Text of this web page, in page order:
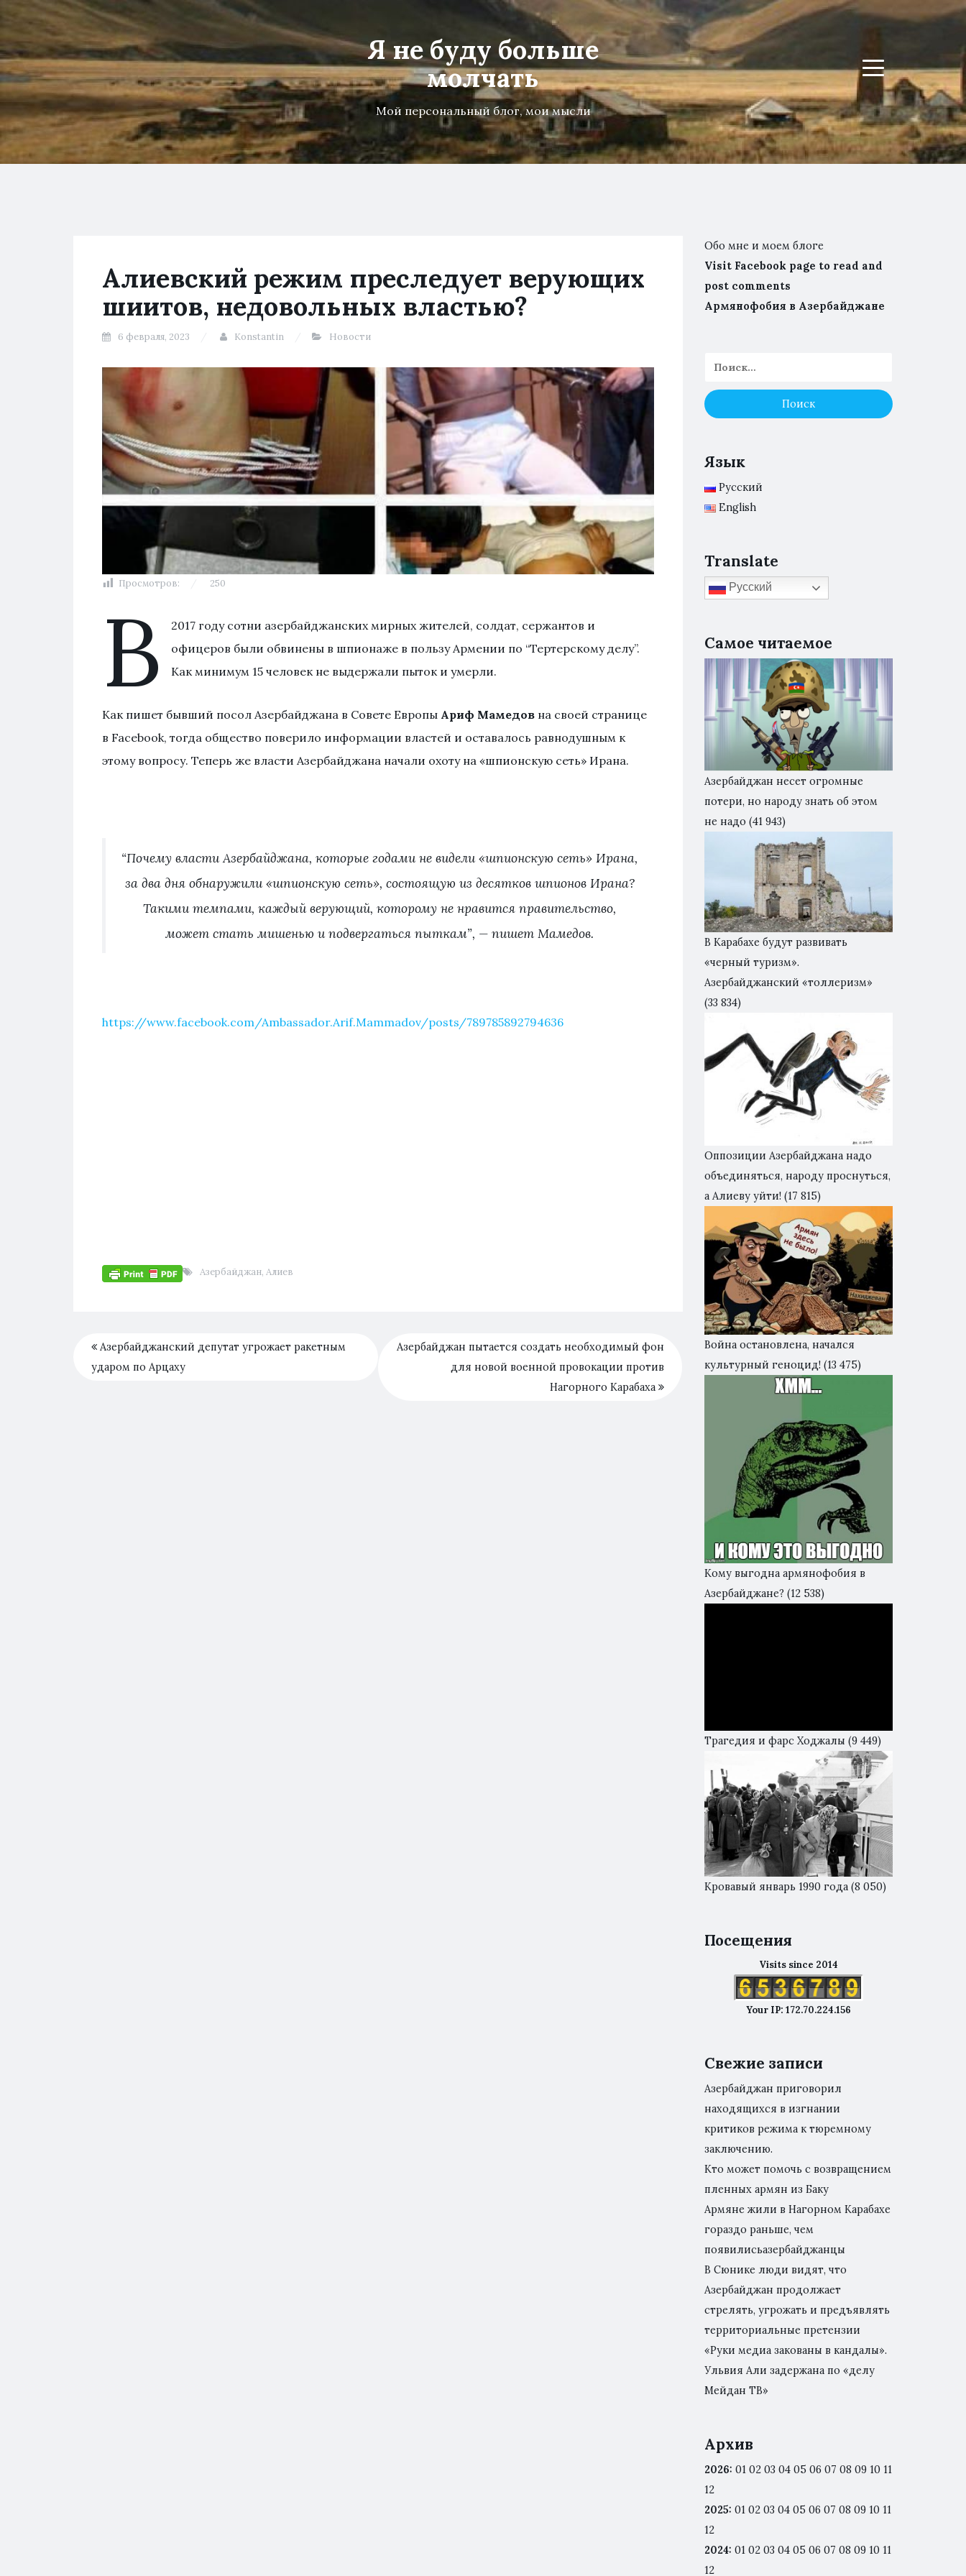
Я не буду больше
молчать
Мой персональный блог, мои мысли
Menu
Алиевский режим преследует верующих
шиитов, недовольных властью?
6 февраля, 2023 Konstantin Новости
Просмотров: 250
В
2017 году сотни азербайджанских мирных жителей, солдат, сержантов и
офицеров были обвинены в шпионаже в пользу Армении по “Тертерскому делу”.
Как минимум 15 человек не выдержали пыток и умерли.
Как пишет бывший посол Азербайджана в Совете Европы Ариф Мамедов на своей странице
в Facebook, тогда общество поверило информации властей и оставалось равнодушным к
этому вопросу. Теперь же власти Азербайджана начали охоту на «шпионскую сеть» Ирана.
“Почему власти Азербайджана, которые годами не видели «шпионскую сеть» Ирана,
за два дня обнаружили «шпионскую сеть», состоящую из десятков шпионов Ирана?
Такими темпами, каждый верующий, которому не нравится правительство,
может стать мишенью и подвергаться пыткам”, — пишет Мамедов.
https://www.facebook.com/Ambassador.Arif.Mammadov/posts/789785892794636
Азербайджан, Алиев
Азербайджанский депутат угрожает ракетным
ударом по Арцаху
Азербайджан пытается создать необходимый фон
для новой военной провокации против
Нагорного Карабаха
Обо мне и моем блоге
Visit Facebook page to read and
post comments
Армянофобия в Азербайджане
Язык
Русский
English
Translate
Русский
Самое читаемое
Азербайджан несет огромные
потери, но народу знать об этом
не надо (41 943)
В Карабахе будут развивать
«черный туризм».
Азербайджанский «толлеризм»
(33 834)
Оппозиции Азербайджана надо
объединяться, народу проснуться,
а Алиеву уйти! (17 815)
Война остановлена, начался
культурный геноцид! (13 475)
Кому выгодна армянофобия в
Азербайджане? (12 538)
Трагедия и фарс Ходжалы (9 449)
Кровавый январь 1990 года (8 050)
Посещения
Visits since 2014
Your IP: 172.70.224.156
Свежие записи
Азербайджан приговорил
находящихся в изгнании
критиков режима к тюремному
заключению.
Кто может помочь с возвращением
пленных армян из Баку
Армяне жили в Нагорном Карабахе
гораздо раньше, чем
появилисьазербайджанцы
В Сюнике люди видят, что
Азербайджан продолжает
стрелять, угрожать и предъявлять
территориальные претензии
«Руки медиа закованы в кандалы».
Ульвия Али задержана по «делу
Мейдан ТВ»
Архив
2026: 01 02 03 04 05 06 07 08 09 10 11
12
2025: 01 02 03 04 05 06 07 08 09 10 11
12
2024: 01 02 03 04 05 06 07 08 09 10 11
12